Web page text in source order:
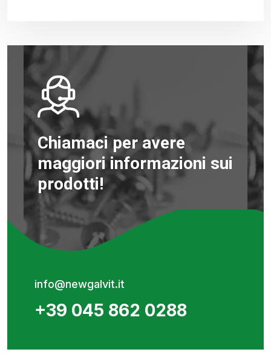
Chiamaci per avere
maggiori informazioni sui
prodotti!
info@newgalvit.it
+39 045 862 0288